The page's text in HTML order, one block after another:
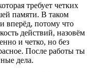
требует четких
памяти. В таком
вперёд, потому что
действий, назовём
и четко, но без
После работы ты
дела.